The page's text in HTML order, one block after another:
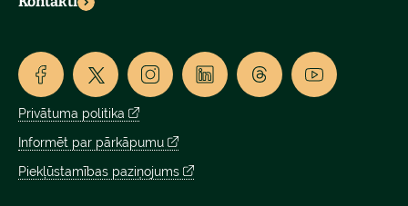
Privātuma politika
Informēt par pārkāpumu
Piekļūstamības paziņojums